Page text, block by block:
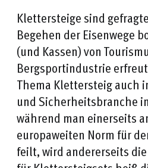
Klettersteige sind
Begehen der Eisenwege
(und Kassen) von
Bergsportindustrie
Thema Klettersteig auch
und Sicherheitsbranche
während man einerseits
europaweiten Norm für
feilt, wird andererseits